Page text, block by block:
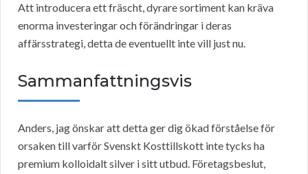
Att introducera ett fräscht, dyrare sortiment kan kräva
enorma investeringar och förändringar i deras
affärsstrategi, detta de eventuellt inte vill just nu.
Sammanfattningsvis
Anders, jag önskar att detta ger dig ökad förståelse för
orsaken till varför Svenskt Kosttillskott inte tycks ha
premium kolloidalt silver i sitt utbud. Företagsbeslut,